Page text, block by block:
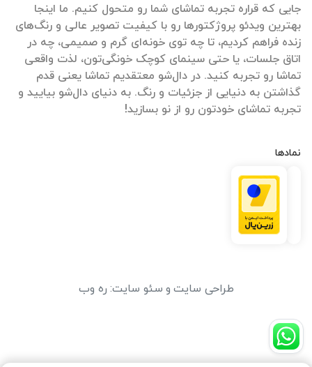
جایی که قراره تجربه تماشای شما رو متحول کنیم. ما اینجا
بهترین ویدئو پروژکتورها رو با کیفیت تصویر عالی و رنگ‌های
زنده فراهم کردیم، تا چه توی خونه‌ای گرم و صمیمی، چه در
اتاق جلسات، یا حتی سینمای کوچک خونگی‌تون، لذت واقعی
تماشا رو تجربه کنید. در دال‌شو معتقدیم تماشا یعنی قدم
گذاشتن به دنیایی از جزئیات و رنگ. به دنیای دال‌شو بیایید و
تجربه تماشای خودتون رو از نو بسازید!
نمادها
طراحی سایت و سئو سایت: ره وب